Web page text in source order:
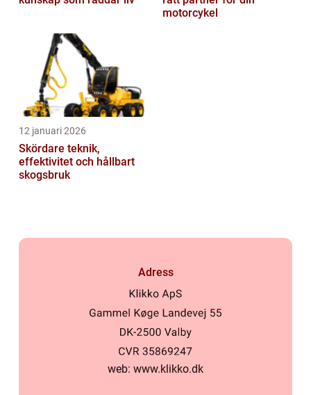
motorcykel
12 januari 2026
Skördare teknik,
effektivitet och hållbart
skogsbruk
Adress
web: www.klikko.dk